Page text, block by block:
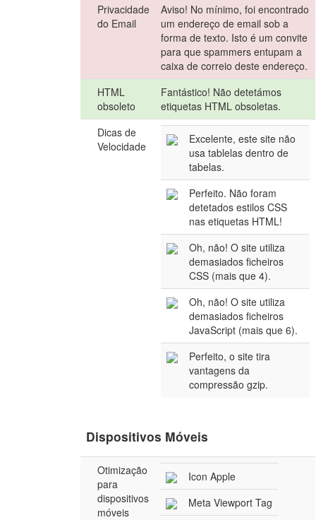
Privacidade
do Email
Aviso! No mínimo, foi encontrado
um endereço de email sob a
forma de texto. Isto é um convite
para que spammers entupam a
caixa de correio deste endereço.
HTML
obsoleto
Fantástico! Não detetámos
etiquetas HTML obsoletas.
Dicas de
Velocidade
Excelente, este site não
usa tablelas dentro de
tabelas.
Perfeito. Não foram
detetados estilos CSS
nas etiquetas HTML!
Oh, não! O site utiliza
demasiados ficheiros
CSS (mais que 4).
Oh, não! O site utiliza
demasiados ficheiros
JavaScript (mais que 6).
Perfeito, o site tira
vantagens da
compressão gzip.
Dispositivos Móveis
Otimização
para
dispositivos
móveis
Icon Apple
Meta Viewport Tag